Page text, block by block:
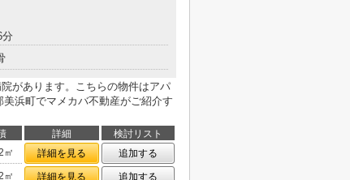
分
があります。こちらの物件はアパ
浜町でマメカバ不動産がご紹介す
詳細
検討リスト
㎡ 詳細を見る
追加する
㎡ 詳細を見る
追加する